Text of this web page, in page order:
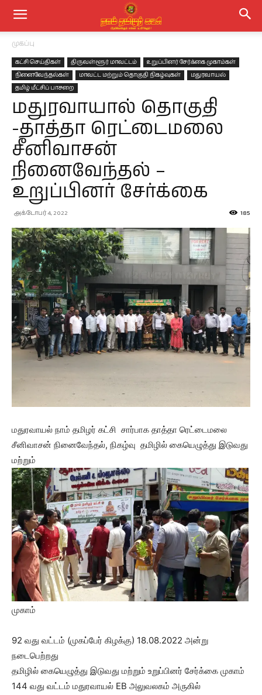
முகப்பு
கட்சி செய்திகள் திருவள்ளூர் மாவட்டம்
உறுப்பினர் சேர்க்கை முகாம்கள்
நினைவேந்தல்கள்
மாவட்ட மற்றும் தொகுதி நிகழ்வுகள்
மதுரவாயல்
தமிழ் மீட்சிப் பாசறை
மதுரவாயால் தொகுதி
-தாத்தா ரெட்டைமலை
சீனிவாசன்
நினைவேந்தல் –
உறுப்பினர் சேர்க்கை
அக்டோபர் 4, 2022 185
மதுரவாயல் நாம் தமிழர் கட்சி சார்பாக தாத்தா ரெட்டைமலை
சீனிவாசன் நினைவேந்தல், நிகழ்வு தமிழில் கையெழுத்து இடுவது
மற்றும்
முகாம்
92 வது வட்டம் (முகப்பேர் கிழக்கு) 18.08.2022 அன்று
நடைபெற்றது
தமிழில் கையெழுத்து இடுவது மற்றும் உறுப்பினர் சேர்க்கை முகாம்
144 வது வட்டம் மதுரவாயல் EB அலுவலகம் அருகில்